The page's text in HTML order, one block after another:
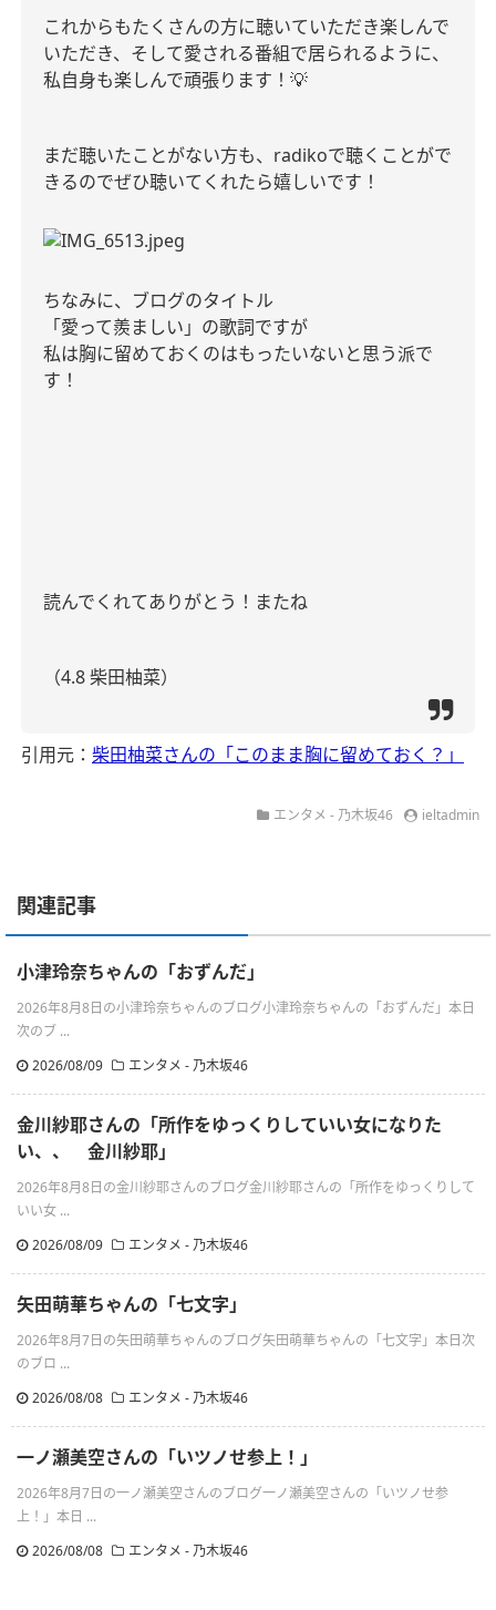
これからもたくさんの方に聴いていただき楽しんで
いただき、そして愛される番組で居られるように、
私自身も楽しんで頑張ります！💡
まだ聴いたことがない方も、radikoで聴くことがで
きるのでぜひ聴いてくれたら嬉しいです！
ちなみに、ブログのタイトル
「愛って羨ましい」の歌詞ですが
私は胸に留めておくのはもったいないと思う派で
す！
読んでくれてありがとう！またね
（4.8 柴田柚菜）
引用元： 柴田柚菜さんの「このまま胸に留めておく？」
エンタメ - 乃木坂46 ieltadmin
関連記事
小津玲奈ちゃんの「おずんだ」
2026年8月8日の小津玲奈ちゃんのブログ小津玲奈ちゃんの「おずんだ」本日
次のブ ...
2026/08/09
エンタメ - 乃木坂46
金川紗耶さんの「所作をゆっくりしていい女になりた
い、、 金川紗耶」
2026年8月8日の金川紗耶さんのブログ金川紗耶さんの「所作をゆっくりして
いい女 ...
2026/08/09
エンタメ - 乃木坂46
矢田萌華ちゃんの「七文字」
2026年8月7日の矢田萌華ちゃんのブログ矢田萌華ちゃんの「七文字」本日次
のブロ ...
2026/08/08
エンタメ - 乃木坂46
一ノ瀬美空さんの「いツノせ参上！」
2026年8月7日の一ノ瀬美空さんのブログ一ノ瀬美空さんの「いツノせ参
上！」本日 ...
2026/08/08
エンタメ - 乃木坂46